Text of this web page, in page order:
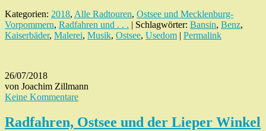
Kategorien: 2018, Alle Radtouren, Ostsee und Mecklenburg-
Vorpommern, Radfahren und . . . | Schlagwörter: Bansin, Benz,
Kaiserbäder, Malerei, Musik, Ostsee, Usedom | Permalink
26/07/2018
von Joachim Zillmann
Keine Kommentare
Radfahren, Ostsee und der Lieper Winkel